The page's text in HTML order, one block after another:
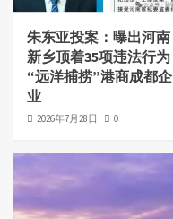
朱东亚投案：曝出河南
新乡顶着35项违法行为
“远洋捕捞”港商成都企
业
2026年7月28日 0